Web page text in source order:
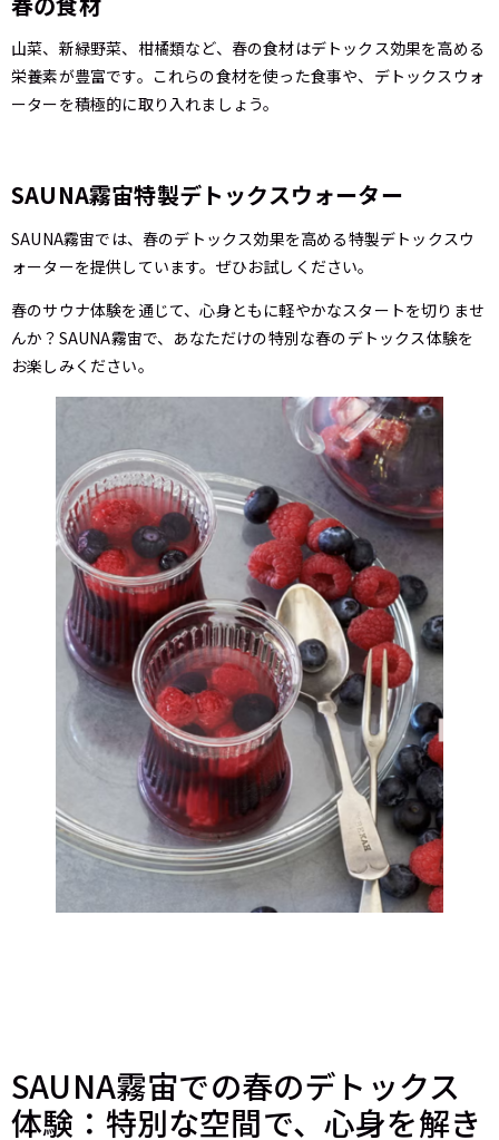
山菜、新緑野菜、柑橘類など、春の食材はデトックス効果を高める
栄養素が豊富です。これらの食材を使った食事や、デトックスウォ
ーターを積極的に取り入れましょう。
SAUNA霧宙特製デトックスウォーター
SAUNA霧宙では、春のデトックス効果を高める特製デトックスウ
ォーターを提供しています。ぜひお試しください。
春のサウナ体験を通じて、心身ともに軽やかなスタートを切りませ
んか？SAUNA霧宙で、あなただけの特別な春のデトックス体験を
お楽しみください。
SAUNA霧宙での春のデトックス
体験：特別な空間で、心身を解き